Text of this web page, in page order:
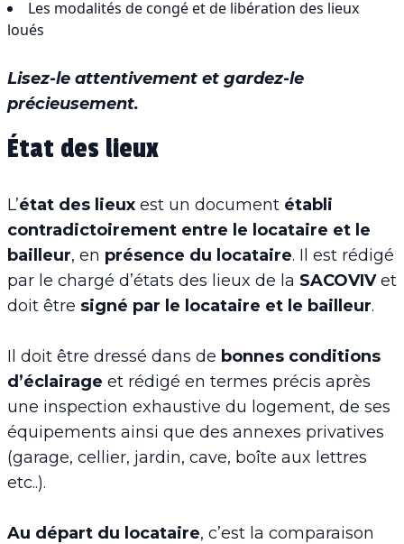
Les modalités de congé et de libération des lieux
loués
Lisez-le attentivement et gardez-le
précieusement.
État des lieux
L’état des lieux est un document établi
contradictoirement entre le locataire et le
bailleur, en présence du locataire. Il est rédigé
par le chargé d’états des lieux de la SACOVIVet
doit être signé par le locataire et le bailleur.
Il doit être dressé dans de bonnes conditions
d’éclairage et rédigé en termes précis après
une inspection exhaustive du logement, de ses
équipements ainsi que des annexes privatives
(garage, cellier, jardin, cave, boîte aux lettres
etc..).
Au départ du locataire, c’est la comparaison